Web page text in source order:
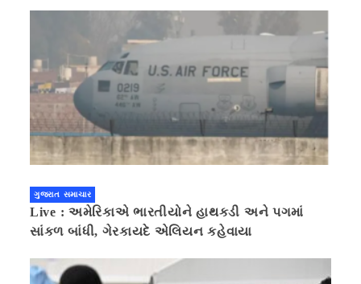
ગુજરાત સમાચાર
Live : અમેરિકાએ ભારતીયોને હાથકડી અને પગમાં
સાંકળ બાંધી, ગેરકાયદે એલિયન કહેવાયા